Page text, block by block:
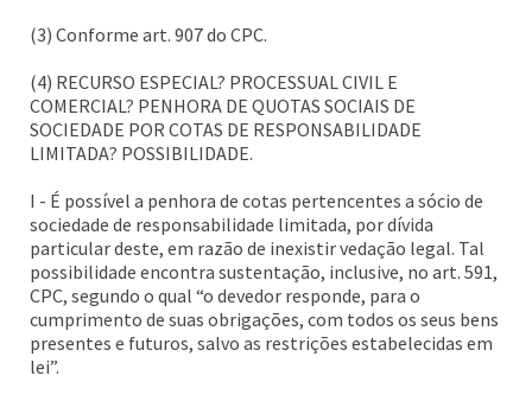
(3) Conforme art. 907 do CPC.
(4) RECURSO ESPECIAL? PROCESSUAL CIVIL E
COMERCIAL? PENHORA DE QUOTAS SOCIAIS DE
SOCIEDADE POR COTAS DE RESPONSABILIDADE
LIMITADA? POSSIBILIDADE.
I - É possível a penhora de cotas pertencentes a sócio de
sociedade de responsabilidade limitada, por dívida
particular deste, em razão de inexistir vedação legal. Tal
possibilidade encontra sustentação, inclusive, no art. 591,
CPC, segundo o qual “o devedor responde, para o
cumprimento de suas obrigações, com todos os seus bens
presentes e futuros, salvo as restrições estabelecidas em
lei”.